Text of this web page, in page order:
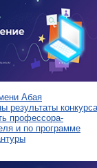
Абая
результаты конкурса
профессора-
и по программе